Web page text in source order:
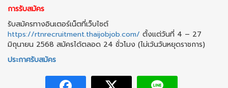
การรับสมัคร
รับสมัครทางอินเตอร์เน็ตที่เว็บไซต์
https://rtnrecruitment.thaijobjob.com/ ตั้งแต่วันที่ 4 – 27
มิถุนายน 2568 สมัครได้ตลอด 24 ชั่วโมง (ไม่เว้นวันหยุดราชการ)
ประกาศรับสมัคร